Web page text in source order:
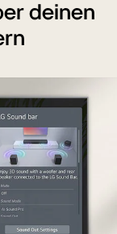
deinen